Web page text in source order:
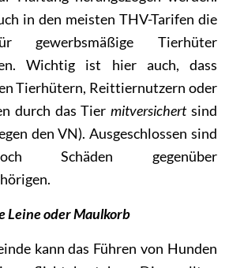
in den meisten THV-Tarifen die
gewerbsmäßige Tierhüter
Wichtig ist hier auch, dass
Tierhütern, Reittiernutzern oder
durch das Tiermitversichertsind
den VN). Ausgeschlossen sind
Schäden gegenüber
Leine oder Maulkorb
kann das Führen von Hunden